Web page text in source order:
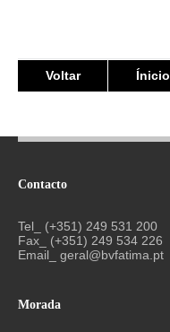
Voltar Ínicio
Contacto
Tel_ (+351) 249 531 200
Fax_ (+351) 249 534 226
Email_ geral@bvfatima.pt
Morada